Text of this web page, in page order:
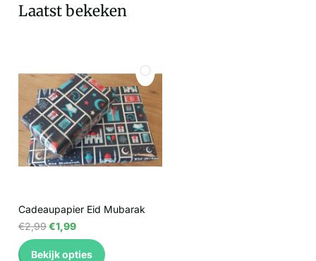
Laatst bekeken
Cadeaupapier Eid Mubarak
€2,99€1,99
Bekijk opties